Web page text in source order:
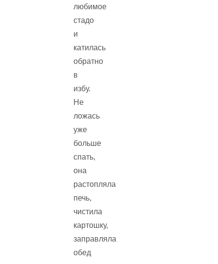
любимое
стадо
и
катилась
обратно
в
избу.
Не
ложась
уже
больше
спать,
она
растопляла
печь,
чистила
картошку,
заправляла
обед